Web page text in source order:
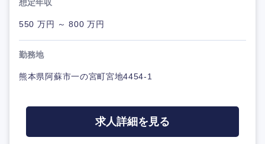
想定年収
550 万円 ～ 800 万円
勤務地
熊本県阿蘇市一の宮町宮地4454-1
求人詳細を見る